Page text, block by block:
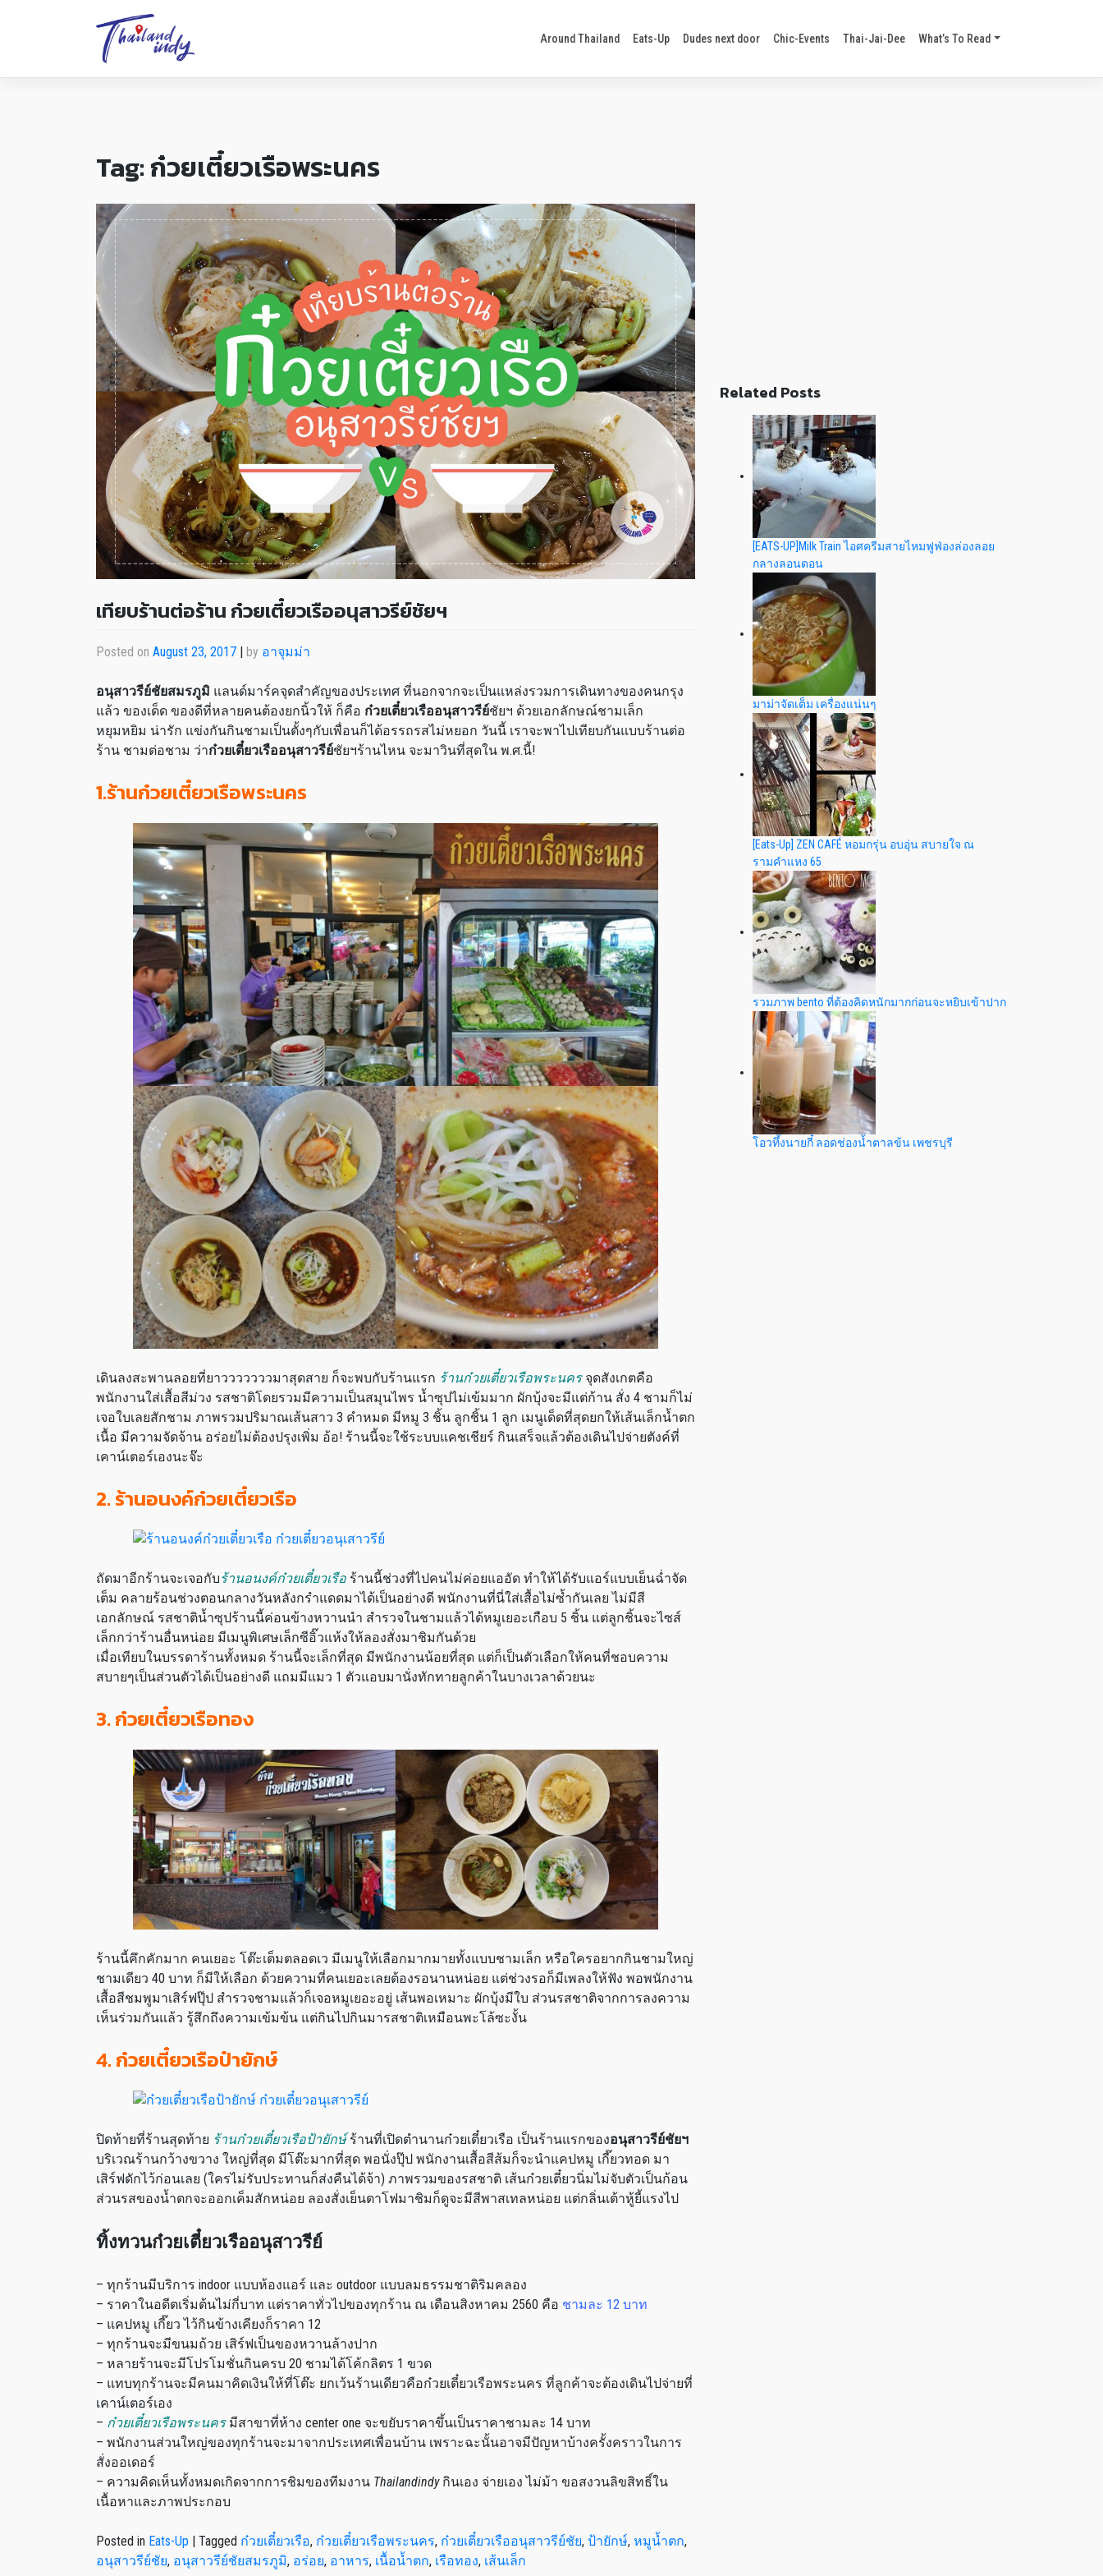
Around Thailand Eats-Up Dudes next door Chic-Events Thai-Jai-Dee What’s To Read
Tag:ก๋วยเตี๋ยวเรือพระนคร
เทียบร้านต่อร้าน ก๋วยเตี๋ยวเรืออนุสาวรีย์ชัยฯ
Posted on August 23, 2017 | by อาจุมม่า
อนุสาวรีย์ชัยสมรภูมิ แลนด์มาร์คจุดสำคัญของประเทศ ที่นอกจากจะเป็นแหล่งรวมการเดินทางของคนกรุง
แล้ว ของเด็ด ของดีที่หลายคนต้องยกนิ้วให้ ก็คือ ก๋วยเตี๋ยวเรืออนุสาวรีย์ชัยฯ ด้วยเอกลักษณ์ชามเล็ก
หยุมหยิม น่ารัก แข่งกันกินชามเป็นตั้งๆกับเพื่อนก็ได้อรรถรสไม่หยอก วันนี้ เราจะพาไปเทียบกันแบบร้านต่อ
ร้าน ชามต่อชาม ว่าก๋วยเตี๋ยวเรืออนุสาวรีย์ชัยฯร้านไหน จะมาวินที่สุดใน พ.ศ.นี้!
1.ร้านก๋วยเตี๋ยวเรือพระนคร
เดินลงสะพานลอยที่ยาวววววววมาสุดสาย ก็จะพบกับร้านแรก ร้านก๋วยเตี๋ยวเรือพระนคร จุดสังเกตคือ
พนักงานใส่เสื้อสีม่วง รสชาติโดยรวมมีความเป็นสมุนไพร น้ำซุปไม่เข้มมาก ผักบุ้งจะมีแต่ก้าน สั่ง 4 ชามก็ไม่
เจอใบเลยสักชาม ภาพรวมปริมาณเส้นสาว 3 คำหมด มีหมู 3 ชิ้น ลูกชิ้น 1 ลูก เมนูเด็ดที่สุดยกให้เส้นเล็กน้ำตก
เนื้อ มีความจัดจ้าน อร่อยไม่ต้องปรุงเพิ่ม อ้อ! ร้านนี้จะใช้ระบบแคชเชียร์ กินเสร็จแล้วต้องเดินไปจ่ายตังค์ที่
เคาน์เตอร์เองนะจ๊ะ
2. ร้านอนงค์ก๋วยเตี๋ยวเรือ
ถัดมาอีกร้านจะเจอกับร้านอนงค์ก๋วยเตี๋ยวเรือ ร้านนี้ช่วงที่ไปคนไม่ค่อยแออัด ทำให้ได้รับแอร์แบบเย็นฉ่ำจัด
เต็ม คลายร้อนช่วงตอนกลางวันหลังกรำแดดมาได้เป็นอย่างดี พนักงานที่นี่ใส่เสื้อไม่ซ้ำกันเลย ไม่มีสี
เอกลักษณ์ รสชาติน้ำซุปร้านนี้ค่อนข้างหวานนำ สำรวจในชามแล้วได้หมูเยอะเกือบ 5 ชิ้น แต่ลูกชิ้นจะไซส์
เล็กกว่าร้านอื่นหน่อย มีเมนูพิเศษเล็กซีอิ๊วแห้งให้ลองสั่งมาชิมกันด้วย
เมื่อเทียบในบรรดาร้านทั้งหมด ร้านนี้จะเล็กที่สุด มีพนักงานน้อยที่สุด แต่ก็เป็นตัวเลือกให้คนที่ชอบความ
สบายๆเป็นส่วนตัวได้เป็นอย่างดี แถมมีแมว 1 ตัวแอบมานั่งทักทายลูกค้าในบางเวลาด้วยนะ
3. ก๋วยเตี๋ยวเรือทอง
ร้านนี้คึกคักมาก คนเยอะ โต๊ะเต็มตลอดเว มีเมนูให้เลือกมากมายทั้งแบบชามเล็ก หรือใครอยากกินชามใหญ่
ชามเดียว 40 บาท ก็มีให้เลือก ด้วยความที่คนเยอะเลยต้องรอนานหน่อย แต่ช่วงรอก็มีเพลงให้ฟัง พอพนักงาน
เสื้อสีชมพูมาเสิร์ฟปุ๊ป สำรวจชามแล้วก็เจอหมูเยอะอยู่ เส้นพอเหมาะ ผักบุ้งมีใบ ส่วนรสชาติจากการลงความ
เห็นร่วมกันแล้ว รู้สึกถึงความเข้มข้น แต่กินไปกินมารสชาติเหมือนพะโล้ซะงั้น
4. ก๋วยเตี๋ยวเรือป๋ายักษ์
ปิดท้ายที่ร้านสุดท้าย ร้านก๋วยเตี๋ยวเรือป้ายักษ์ ร้านที่เปิดตำนานก๋วยเตี๋ยวเรือ เป็นร้านแรกของอนุสาวรีย์ชัยฯ
บริเวณร้านกว้างขวาง ใหญ่ที่สุด มีโต๊ะมากที่สุด พอนั่งปุ๊ป พนักงานเสื้อสีส้มก็จะนำแคปหมู เกี๊ยวทอด มา
เสิร์ฟดักไว้ก่อนเลย (ใครไม่รับประทานก็ส่งคืนได้จ้า) ภาพรวมของรสชาติ เส้นก๋วยเตี๋ยวนิ่มไม่จับตัวเป็นก้อน
ส่วนรสของน้ำตกจะออกเค็มสักหน่อย ลองสั่งเย็นตาโฟมาชิมก็ดูจะมีสีพาสเทลหน่อย แต่กลิ่นเต้าหู้ยี้แรงไป
ทิ้งทวนก๋วยเตี๋ยวเรืออนุสาวรีย์
– ทุกร้านมีบริการ indoor แบบห้องแอร์ และ outdoor แบบลมธรรมชาติริมคลอง
– ราคาในอดีตเริ่มต้นไม่กี่บาท แต่ราคาทั่วไปของทุกร้าน ณ เดือนสิงหาคม 2560 คือ ชามละ 12 บาท
– แคปหมู เกี๊ยว ไว้กินข้างเคียงก็ราคา 12
– ทุกร้านจะมีขนมถ้วย เสิร์ฟเป็นของหวานล้างปาก
– หลายร้านจะมีโปรโมชั่นกินครบ 20 ชามได้โค้กลิตร 1 ขวด
– แทบทุกร้านจะมีคนมาคิดเงินให้ที่โต๊ะ ยกเว้นร้านเดียวคือก๋วยเตี๋ยวเรือพระนคร ที่ลูกค้าจะต้องเดินไปจ่ายที่
เคาน์เตอร์เอง
– ก๋วยเตี๋ยวเรือพระนครมีสาขาที่ห้าง center one จะขยับราคาขึ้นเป็นราคาชามละ 14 บาท
– พนักงานส่วนใหญ่ของทุกร้านจะมาจากประเทศเพื่อนบ้าน เพราะฉะนั้นอาจมีปัญหาบ้างครั้งคราวในการ
สั่งออเดอร์
– ความคิดเห็นทั้งหมดเกิดจากการชิมของทีมงาน Thailandindyกินเอง จ่ายเอง ไม่ม้า ขอสงวนลิขสิทธิ์ใน
เนื้อหาและภาพประกอบ
Posted in Eats-Up | Tagged ก๋วยเตี๋ยวเรือ, ก๋วยเตี๋ยวเรือพระนคร, ก๋วยเตี๋ยวเรืออนุสาวรีย์ชัย, ป้ายักษ์, หมูน้ำตก,
อนุสาวรีย์ชัย, อนุสาวรีย์ชัยสมรภูมิ, อร่อย, อาหาร, เนื้อน้ำตก, เรือทอง, เส้นเล็ก
Related Posts
[EATS-UP]Milk Train ไอศครีมสายไหมฟูฟ่องล่องลอย
กลางลอนดอน
มาม่าจัดเต็ม เครื่องแน่นๆ
[Eats-Up] ZEN CAFÉ หอมกรุ่น อบอุ่น สบายใจ ณ
รามคำแหง 65
รวมภาพ bento ที่ต้องคิดหนักมากก่อนจะหยิบเข้าปาก
โอวทึ้งนายกี๋ ลอดช่องน้ำตาลข้น เพชรบุรี